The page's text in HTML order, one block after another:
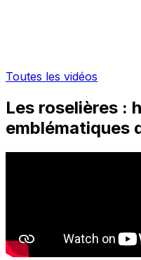
Toutes les vidéos
Les roselières :
emblématiques